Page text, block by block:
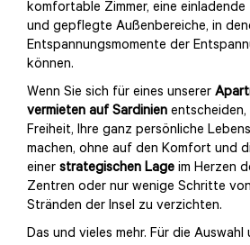
komfortable Zimmer, eine
und gepflegte Außenbereiche, in
Entspannungsmomente der
können.
Wenn Sie sich für eines unserer
vermieten auf Sardinien entscheiden,
Freiheit, Ihre ganz persönliche
machen, ohne auf den Komfort und
einer strategischen Lage im Herzen
Zentren oder nur wenige Schritte
Stränden der Insel zu verzichten.
Das und vieles mehr. Für die